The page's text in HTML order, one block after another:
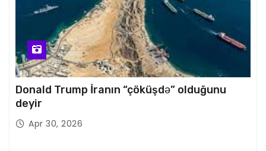
Donald Trump İranın “çöküşdə” olduğunu
deyir
Apr 30, 2026